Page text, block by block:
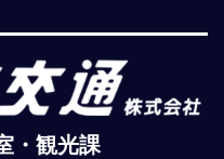
・観光課